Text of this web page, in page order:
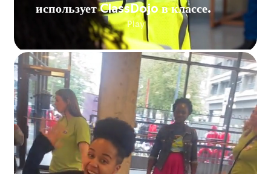
использует ClassDojo в классе.
Play